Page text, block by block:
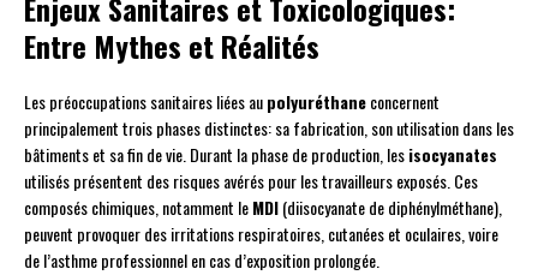
Entre Mythes et Réalités
Les préoccupations sanitaires liées aupolyuréthaneconcernent
principalement trois phases distinctes: sa fabrication, son utilisation dans les
bâtiments et sa fin de vie. Durant la phase de production, lesisocyanates
utilisés présentent des risques avérés pour les travailleurs exposés. Ces
composés chimiques, notamment leMDI(diisocyanate de diphénylméthane),
peuvent provoquer des irritations respiratoires, cutanées et oculaires, voire
de l’asthme professionnel en cas d’exposition prolongée.